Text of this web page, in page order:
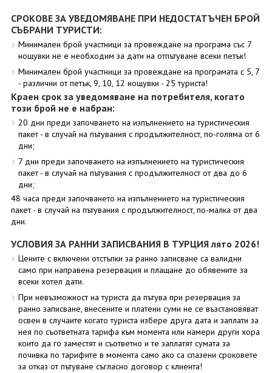
СРОКОВЕ ЗА УВЕДОМЯВАНЕ ПРИ НЕДОСТАТЪЧЕН БРОЙ
СЪБРАНИ ТУРИСТИ:
Минимален брой участници за провеждане на програма със 7
нощувки не е необходим за дати на отпътуване всеки петък!
Минимален брой участници за провеждане на програмата с 5, 7
- различни от петък, 9, 10, 12 нощувки - 25 туриста!
Краен срок за уведомяване на потребителя, когато
този брой не е набран:
20 дни преди започването на изпълнението на туристическия
пакет - в случай на пътувания с продължителност, по-голяма от 6
дни;
7 дни преди започването на изпълнението на туристическия
пакет - в случай на пътувания с продължителност от два до 6
дни;
48 часа преди започването на изпълнението на туристическия
пакет - в случай на пътувания с продължителност, по-малка от два
дни.
УСЛОВИЯ ЗА РАННИ ЗАПИСВАНИЯ В ТУРЦИЯ лято 2026!
Цените с включени отстъпки за ранно записване са валидни
само при направена резервация и плащане до обявените за
всеки хотел дати.
При невъзможност на туриста да пътува при резервация за
ранно записване, внесените и платени суми не се възстановяват
освен в случаите когато туриста избере друга дата и заплати за
нея по съответната тарифа към момента или намери други хора
които да го заместят и съответно и те заплатят сумата за
почивка по тарифите в момента само ако са спазени сроковете
за отказ от пътуване съгласно договор с клиента!